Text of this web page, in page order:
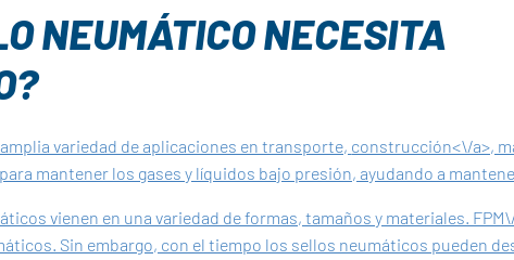
NEUMÁTICO NECESITA
variedad de aplicaciones en transporte, construcción<\/a>,
mantener los gases y líquidos bajo presión, ayudando a
vienen en una variedad de formas, tamaños y materiales.
Sin embargo, con el tiempo los sellos neumáticos pueden